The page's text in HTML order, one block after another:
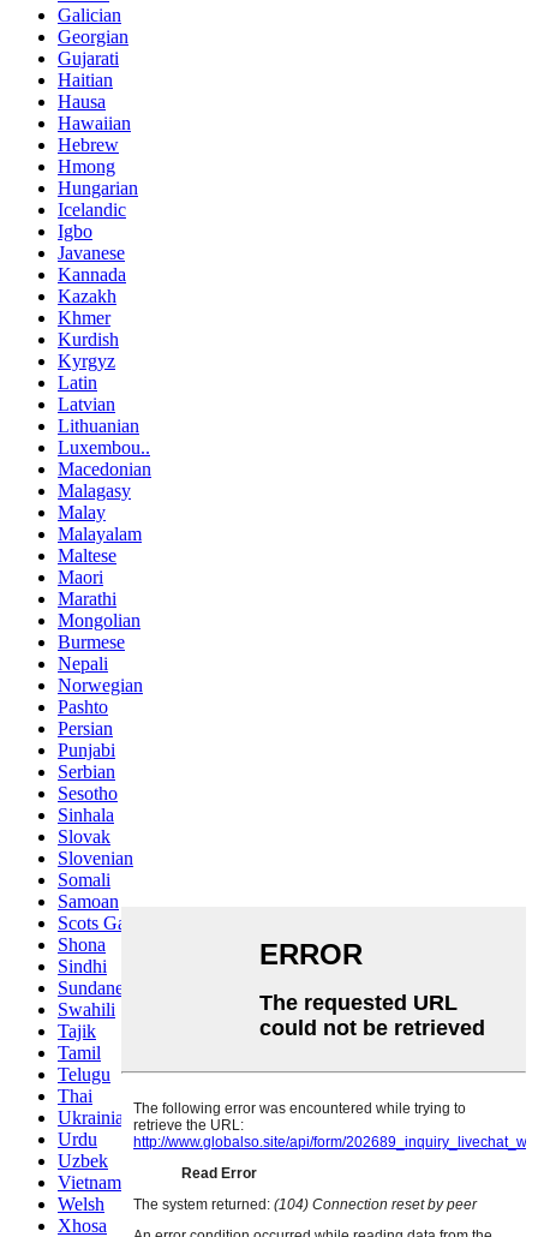
Galician
Georgian
Gujarati
Haitian
Hausa
Hawaiian
Hebrew
Hmong
Hungarian
Icelandic
Igbo
Javanese
Kannada
Kazakh
Khmer
Kurdish
Kyrgyz
Latin
Latvian
Lithuanian
Luxembou..
Macedonian
Malagasy
Malay
Malayalam
Maltese
Maori
Marathi
Mongolian
Burmese
Nepali
Norwegian
Pashto
Persian
Punjabi
Serbian
Sesotho
Sinhala
Slovak
Slovenian
Somali
Samoan
Scots Gaelic
Shona
Sindhi
Sundanese
Swahili
Tajik
Tamil
Telugu
Thai
Ukrainian
Urdu
Uzbek
Vietnamese
Welsh
Xhosa